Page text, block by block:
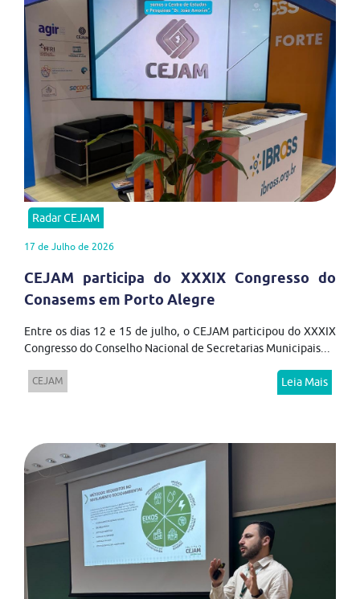
Radar CEJAM
17 de Julho de 2026
CEJAM participa do XXXIX Congresso do
Conasems em Porto Alegre
Entre os dias 12 e 15 de julho, o CEJAM participou do XXXIX
Congresso do Conselho Nacional de Secretarias Municipais...
CEJAM Leia Mais